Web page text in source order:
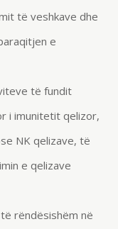
të veshkave dhe
e
të fundit
i imunitetit qelizor,
NK qelizave, të
e qelizave
rëndësishëm në